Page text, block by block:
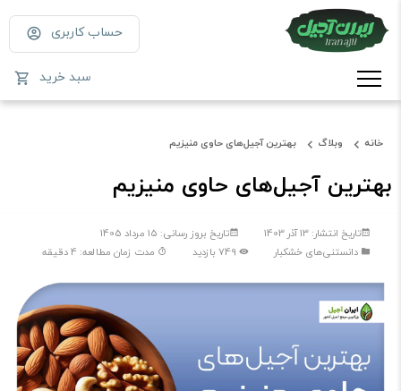
حساب کاربری
سبد خرید
خانه وبلاگ بهترین آجیل‌های حاوی منیزیم
بهترین آجیل‌های حاوی منیزیم
تاریخ انتشار: 13 آذر 1403
تاریخ بروز رسانی: 15 مرداد 1405
دانستنی‌های خشکبار
مدت زمان مطالعه: 4 دقیقه